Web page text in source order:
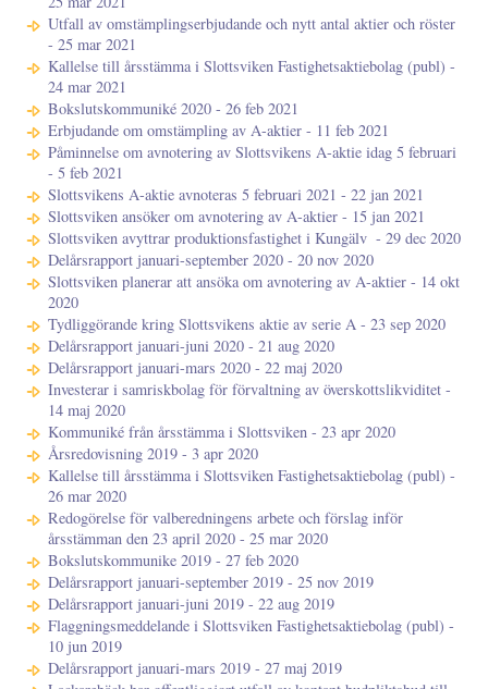
Utfall av omstämplingserbjudande och nytt antal aktier och röster
- 25 mar 2021
Kallelse till årsstämma i Slottsviken Fastighetsaktiebolag (publ) -
24 mar 2021
Bokslutskommuniké 2020 - 26 feb 2021
Erbjudande om omstämpling av A-aktier - 11 feb 2021
Påminnelse om avnotering av Slottsvikens A-aktie idag 5 februari
- 5 feb 2021
Slottsvikens A-aktie avnoteras 5 februari 2021 - 22 jan 2021
Slottsviken ansöker om avnotering av A-aktier - 15 jan 2021
Slottsviken avyttrar produktionsfastighet i Kungälv ​​​​​​​ - 29 dec 2020
Delårsrapport januari-september 2020 - 20 nov 2020
Slottsviken planerar att ansöka om avnotering av A-aktier - 14 okt
2020
Tydliggörande kring Slottsvikens aktie av serie A - 23 sep 2020
Delårsrapport januari-juni 2020 - 21 aug 2020
Delårsrapport januari-mars 2020 - 22 maj 2020
Investerar i samriskbolag för förvaltning av överskottslikviditet -
14 maj 2020
Kommuniké från årsstämma i Slottsviken - 23 apr 2020
Årsredovisning 2019 - 3 apr 2020
Kallelse till årsstämma i Slottsviken Fastighetsaktiebolag (publ) -
26 mar 2020
Redogörelse för valberedningens arbete och förslag inför
årsstämman den 23 april 2020 - 25 mar 2020
Bokslutskommunike 2019 - 27 feb 2020
Delårsrapport januari-september 2019 - 25 nov 2019
Delårsrapport januari-juni 2019 - 22 aug 2019
Flaggningsmeddelande i Slottsviken Fastighetsaktiebolag (publ) -
10 jun 2019
Delårsrapport januari-mars 2019 - 27 maj 2019